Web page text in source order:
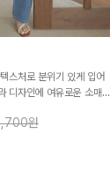
스처로 분위기 있게 입어
디자인에 여유로운 소매핏
원